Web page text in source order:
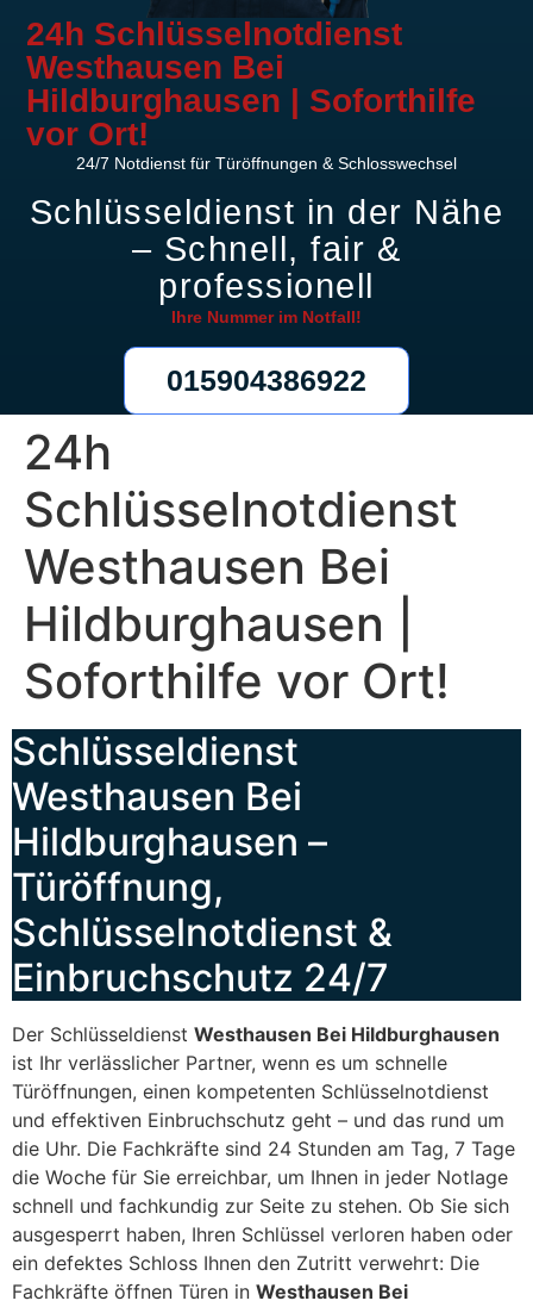
24h Schlüsselnotdienst
Westhausen Bei
Hildburghausen | Soforthilfe
vor Ort!
24/7 Notdienst für Türöffnungen & Schlosswechsel
Schlüsseldienst in der Nähe
– Schnell, fair &
professionell
Ihre Nummer im Notfall!
015904386922
24h
Schlüsselnotdienst
Westhausen Bei
Hildburghausen |
Soforthilfe vor Ort!
Schlüsseldienst
Westhausen Bei
Hildburghausen –
Türöffnung,
Schlüsselnotdienst &
Einbruchschutz 24/7
Der Schlüsseldienst Westhausen Bei Hildburghausen
ist Ihr verlässlicher Partner, wenn es um schnelle
Türöffnungen, einen kompetenten Schlüsselnotdienst
und effektiven Einbruchschutz geht – und das rund um
die Uhr. Die Fachkräfte sind 24 Stunden am Tag, 7 Tage
die Woche für Sie erreichbar, um Ihnen in jeder Notlage
schnell und fachkundig zur Seite zu stehen. Ob Sie sich
ausgesperrt haben, Ihren Schlüssel verloren haben oder
ein defektes Schloss Ihnen den Zutritt verwehrt: Die
Fachkräfte öffnen Türen in Westhausen Bei